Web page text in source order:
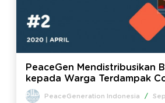
PeaceGen Mendistribusikan
kepada Warga Terdampak
Newsletter Edisi #2
PeaceGeneration Indonesia /